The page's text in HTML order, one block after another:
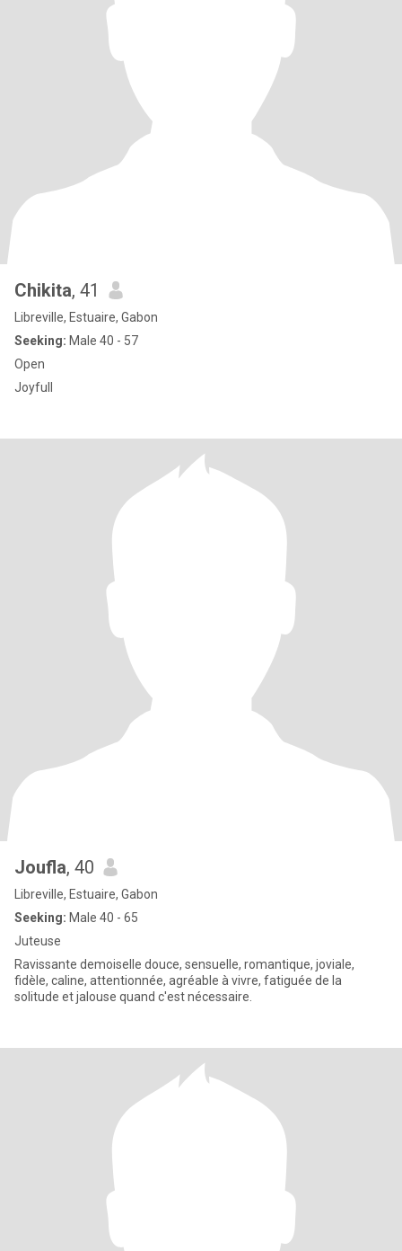
Chikita, 41
Libreville, Estuaire, Gabon
Seeking: Male 40 - 57
Open
Joyfull
Joufla, 40
Libreville, Estuaire, Gabon
Seeking: Male 40 - 65
Juteuse
Ravissante demoiselle douce, sensuelle, romantique, joviale,
fidèle, caline, attentionnée, agréable à vivre, fatiguée de la
solitude et jalouse quand c'est nécessaire.